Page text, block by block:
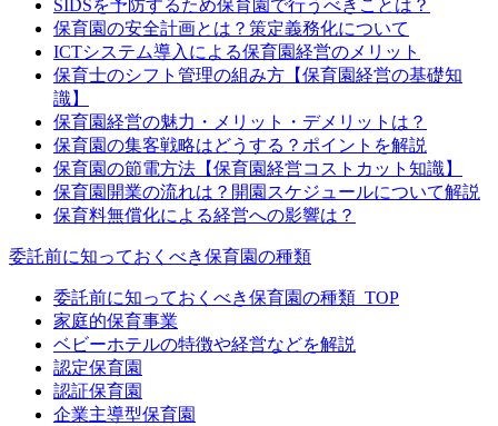
SIDSを予防するため保育園で行うべきことは？
保育園の安全計画とは？策定義務化について
ICTシステム導入による保育園経営のメリット
保育士のシフト管理の組み方【保育園経営の基礎知
識】
保育園経営の魅力・メリット・デメリットは？
保育園の集客戦略はどうする？ポイントを解説
保育園の節電方法【保育園経営コストカット知識】
保育園開業の流れは？開園スケジュールについて解説
保育料無償化による経営への影響は？
委託前に知っておくべき保育園の種類
委託前に知っておくべき保育園の種類_TOP
家庭的保育事業
ベビーホテルの特徴や経営などを解説
認定保育園
認証保育園
企業主導型保育園